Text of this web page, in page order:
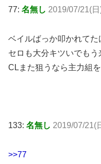
77: 名無し 2019/07/21(
ベイルばっか叩かれて
セロも大分キツいでも
CLまた狙うなら主力組
133: 名無し 2019/07/21(
>>77